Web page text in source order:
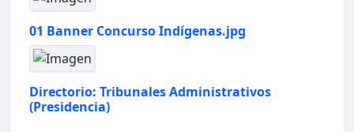
01 Banner Concurso Indígenas.jpg
Directorio: Tribunales Administrativos
(Presidencia)